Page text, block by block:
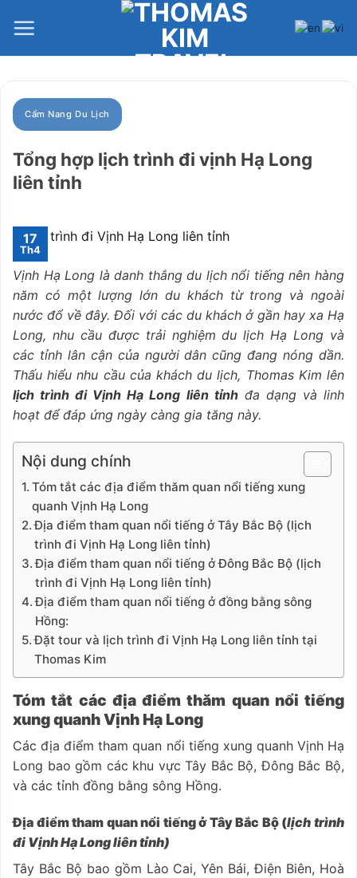
qua
Cẩm Nang Du Lịch
Tổng hợp lịch trình đi vịnh Hạ Long
liên tỉnh
17
Th4
Vịnh Hạ Long là danh thắng du lịch nổi tiếng nên hàng
năm có một lượng lớn du khách từ trong và ngoài
nước đổ về đây. Đối với các du khách ở gần hay xa Hạ
Long, nhu cầu được trải nghiệm du lịch Hạ Long và
các tỉnh lân cận của người dân cũng đang nóng dần.
Thấu hiểu nhu cầu của khách du lịch, Thomas Kim lên
lịch trình đi Vịnh Hạ Long liên tỉnhđa dạng và linh
hoạt để đáp ứng ngày càng gia tăng này.
Nội dung chính
Tóm tắt các địa điểm thăm quan nổi tiếng xung
quanh Vịnh Hạ Long
Địa điểm tham quan nổi tiếng ở Tây Bắc Bộ (lịch
trình đi Vịnh Hạ Long liên tỉnh)
Địa điểm tham quan nổi tiếng ở Đông Bắc Bộ (lịch
trình đi Vịnh Hạ Long liên tỉnh)
Địa điểm tham quan nổi tiếng ở đồng bằng sông
Hồng:
Đặt tour và lịch trình đi Vịnh Hạ Long liên tỉnh tại
Thomas Kim
Tóm tắt các địa điểm thăm quan nổi tiếng
xung quanh Vịnh Hạ Long
Các địa điểm tham quan nổi tiếng xung quanh Vịnh Hạ
Long bao gồm các khu vực Tây Bắc Bộ, Đông Bắc Bộ,
và các tỉnh đồng bằng sông Hồng.
Địa điểm tham quan nổi tiếng ở Tây Bắc Bộ (lịch trình
đi Vịnh Hạ Long liên tỉnh)
Tây Bắc Bộ bao gồm Lào Cai, Yên Bái, Điện Biên, Hoà